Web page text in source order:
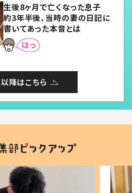
生後8ヶ月で亡くなった息子
約3年半後、当時の妻の日記に
書いてあった本音とは
降はこちら